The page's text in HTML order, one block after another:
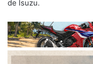
de Isuzu.